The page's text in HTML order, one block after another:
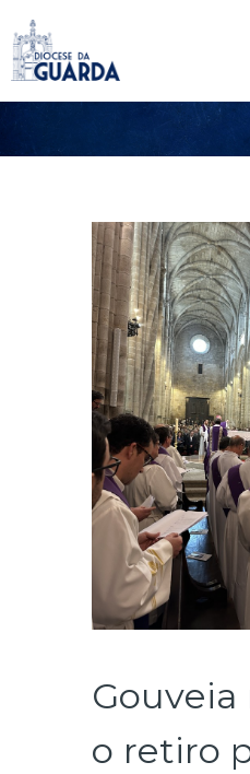
HOME
PARÓQUIAS
NOTÍCIAS
AGENDA
MULTIMÉDIA
SENTIR COM
CONTACTOS
Gouveia
o retiro